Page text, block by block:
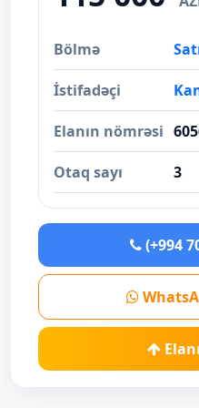
Bölmə
İstifadəçi
Elanın nömrəsi
Otaq sayı 3
(+994